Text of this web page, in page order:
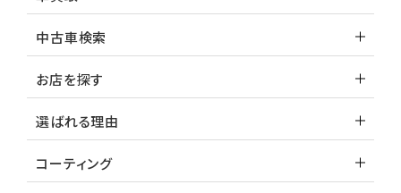
中古車検索
お店を探す
選ばれる理由
コーティング